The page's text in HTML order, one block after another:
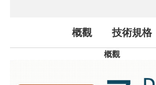
概觀 技術規格
概觀